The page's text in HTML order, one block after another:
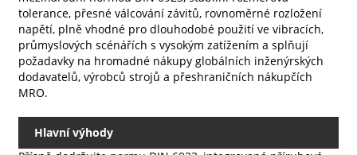
eliminuje potřebu dalších podložek během instalace, s vynikajícím
výkonem proti uvolnění a vibracím.
tolerance, přesné válcování závitů, rovnoměrné rozložení
napětí, plně vhodné pro dlouhodobé použití ve vibracích,
průmyslových scénářích s vysokým zatížením a splňují
požadavky na hromadné nákupy globálních inženýrských
dodavatelů, výrobců strojů a přeshraničních nákupčích
MRO.
Hlavní výhody